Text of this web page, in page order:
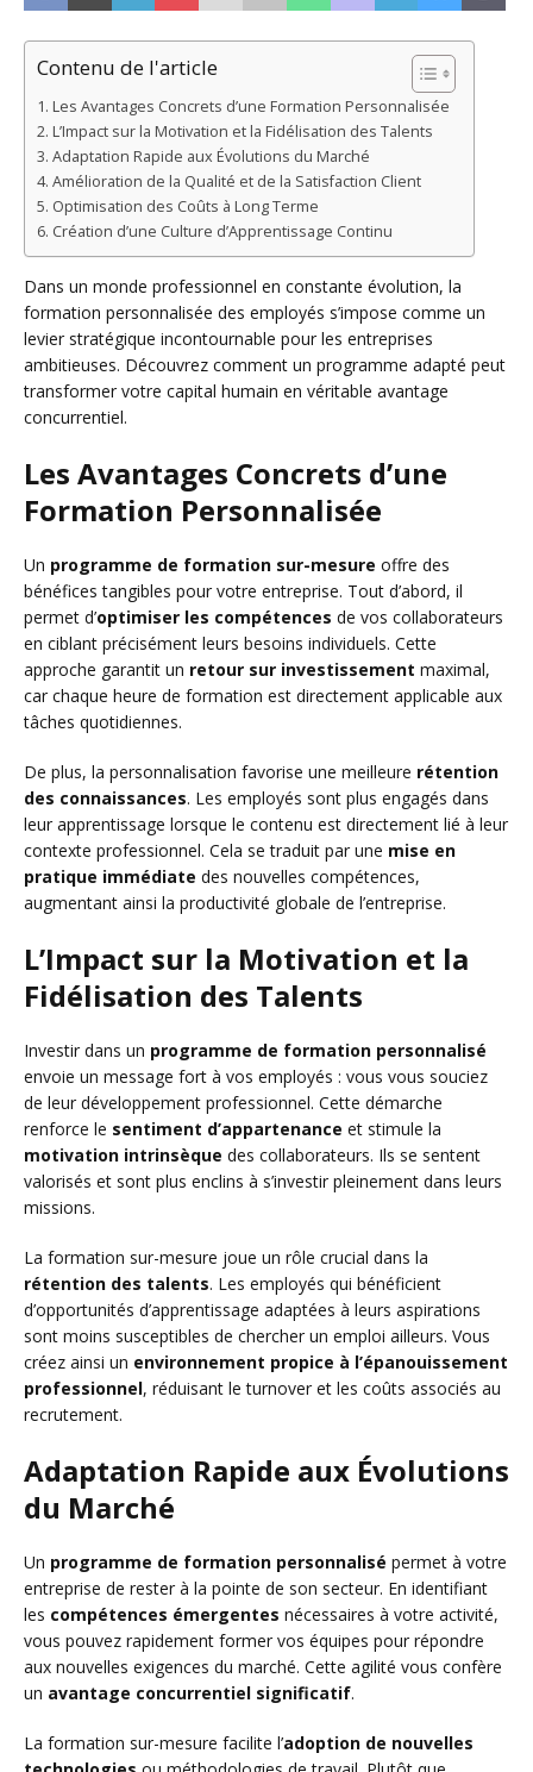
Contenu de l'article
Les Avantages Concrets d’une Formation Personnalisée
L’Impact sur la Motivation et la Fidélisation des Talents
Adaptation Rapide aux Évolutions du Marché
Amélioration de la Qualité et de la Satisfaction Client
Optimisation des Coûts à Long Terme
Création d’une Culture d’Apprentissage Continu
Dans un monde professionnel en constante évolution, la
formation personnalisée des employés s’impose comme un
levier stratégique incontournable pour les entreprises
ambitieuses. Découvrez comment un programme adapté peut
transformer votre capital humain en véritable avantage
concurrentiel.
Les Avantages Concrets d’une
Formation Personnalisée
Un programme de formation sur-mesure offre des
bénéfices tangibles pour votre entreprise. Tout d’abord, il
permet d’optimiser les compétences de vos collaborateurs
en ciblant précisément leurs besoins individuels. Cette
approche garantit un retour sur investissement maximal,
car chaque heure de formation est directement applicable aux
tâches quotidiennes.
De plus, la personnalisation favorise une meilleure rétention
des connaissances. Les employés sont plus engagés dans
leur apprentissage lorsque le contenu est directement lié à leur
contexte professionnel. Cela se traduit par une mise en
pratique immédiate des nouvelles compétences,
augmentant ainsi la productivité globale de l’entreprise.
L’Impact sur la Motivation et la
Fidélisation des Talents
Investir dans un programme de formation personnalisé
envoie un message fort à vos employés : vous vous souciez
de leur développement professionnel. Cette démarche
renforce le sentiment d’appartenance et stimule la
motivation intrinsèque des collaborateurs. Ils se sentent
valorisés et sont plus enclins à s’investir pleinement dans leurs
missions.
La formation sur-mesure joue un rôle crucial dans la
rétention des talents. Les employés qui bénéficient
d’opportunités d’apprentissage adaptées à leurs aspirations
sont moins susceptibles de chercher un emploi ailleurs. Vous
créez ainsi un environnement propice à l’épanouissement
professionnel, réduisant le turnover et les coûts associés au
recrutement.
Adaptation Rapide aux Évolutions
du Marché
Un programme de formation personnalisé permet à votre
entreprise de rester à la pointe de son secteur. En identifiant
les compétences émergentes nécessaires à votre activité,
vous pouvez rapidement former vos équipes pour répondre
aux nouvelles exigences du marché. Cette agilité vous confère
un avantage concurrentiel significatif.
La formation sur-mesure facilite l’adoption de nouvelles